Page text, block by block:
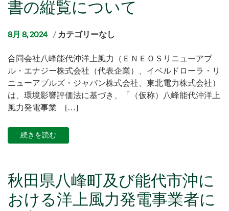
書の縦覧について
8月 8, 2024
カ
ゴ
リ
ー
カテゴリーなし
合同会社八峰能代沖洋上風力（ＥＮＥＯＳリニューアブ
ル・エナジー株式会社（代表企業）、イベルドローラ・リ
ニューアブルズ・ジャパン株式会社、東北電力株式会社）
は、環境影響評価法に基づき、「（仮称）八峰能代沖洋上
風力発電事業 […]
続きを読む
秋田県八峰町及び能代市沖に
おける洋上風力発電事業者に